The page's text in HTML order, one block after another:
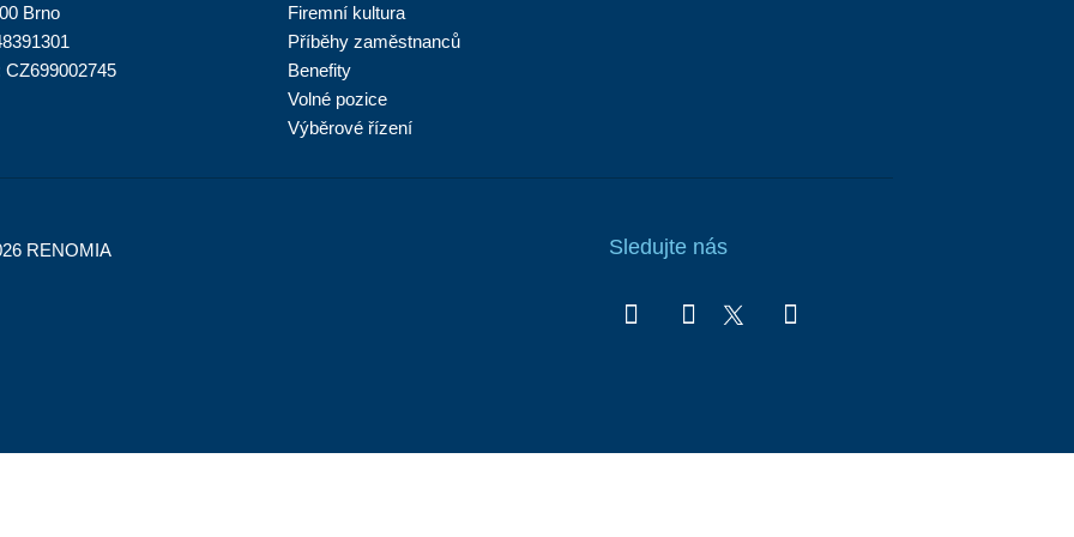
Brno
CZ699002745
Firemní kultura
Příběhy zaměstnanců
Benefity
Volné pozice
Výběrové řízení
RENOMIA Sledujte nás